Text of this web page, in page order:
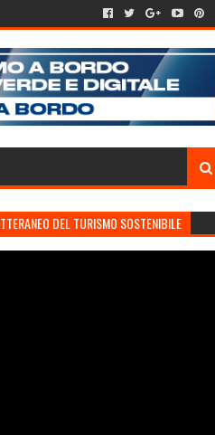
DEL TURISMO SOSTENIBILE